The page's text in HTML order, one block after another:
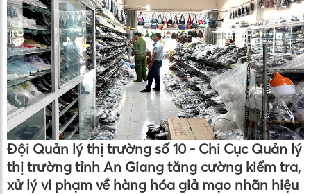
Đội Quản lý thị trường số 10 - Chi Cục Quản lý
thị trường tỉnh An Giang tăng cường kiểm tra,
xử lý vi phạm về hàng hóa giả mạo nhãn hiệu